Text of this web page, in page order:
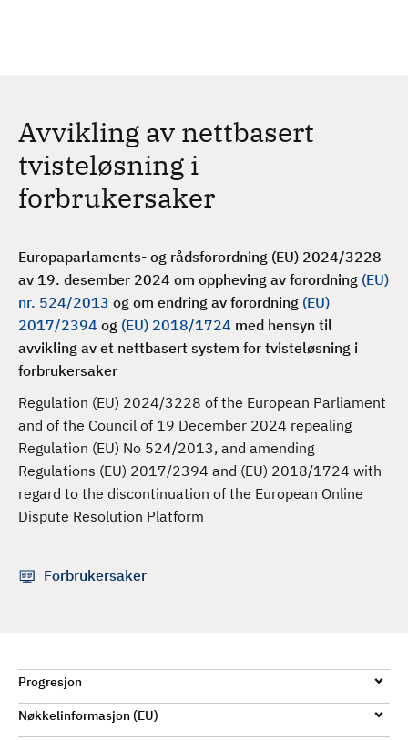
Avvikling av nettbasert
tvisteløsning i
forbrukersaker
Europaparlaments- og rådsforordning (EU) 2024/3228
av 19. desember 2024 om oppheving av forordning (EU)
nr. 524/2013 og om endring av forordning (EU)
2017/2394 og (EU) 2018/1724 med hensyn til
avvikling av et nettbasert system for tvisteløsning i
forbrukersaker
Regulation (EU) 2024/3228 of the European Parliament
and of the Council of 19 December 2024 repealing
Regulation (EU) No 524/2013, and amending
Regulations (EU) 2017/2394 and (EU) 2018/1724 with
regard to the discontinuation of the European Online
Dispute Resolution Platform
Forbrukersaker
Progresjon
Nøkkelinformasjon (EU)